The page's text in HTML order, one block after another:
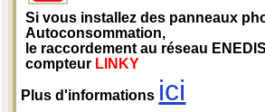
Si vous installez des panneaux
Autoconsommation,
le raccordement au réseau
compteur LINKY
Plus d'informations ici